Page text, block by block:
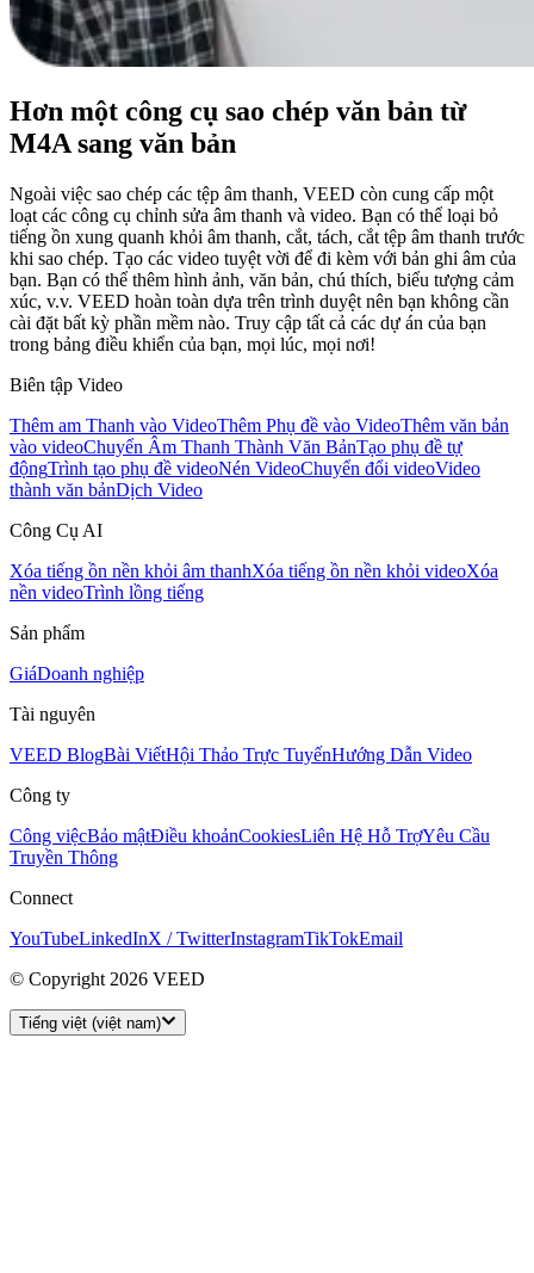
Hơn một công cụ sao chép văn bản từ
M4A sang văn bản
Ngoài việc sao chép các tệp âm thanh, VEED còn cung cấp một
loạt các công cụ chỉnh sửa âm thanh và video. Bạn có thể loại bỏ
tiếng ồn xung quanh khỏi âm thanh, cắt, tách, cắt tệp âm thanh trước
khi sao chép. Tạo các video tuyệt vời để đi kèm với bản ghi âm của
bạn. Bạn có thể thêm hình ảnh, văn bản, chú thích, biểu tượng cảm
xúc, v.v. VEED hoàn toàn dựa trên trình duyệt nên bạn không cần
cài đặt bất kỳ phần mềm nào. Truy cập tất cả các dự án của bạn
trong bảng điều khiển của bạn, mọi lúc, mọi nơi!
Biên tập Video
Thêm am Thanh vào VideoThêm Phụ đề vào VideoThêm văn bản
vào videoChuyển Âm Thanh Thành Văn BảnTạo phụ đề tự
độngTrình tạo phụ đề videoNén VideoChuyển đổi videoVideo
thành văn bảnDịch Video
Công Cụ AI
Xóa tiếng ồn nền khỏi âm thanhXóa tiếng ồn nền khỏi videoXóa
nền videoTrình lồng tiếng
Sản phẩm
GiáDoanh nghiệp
Tài nguyên
VEED BlogBài ViếtHội Thảo Trực TuyếnHướng Dẫn Video
Công ty
Công việcBảo mậtĐiều khoảnCookiesLiên Hệ Hỗ TrợYêu Cầu
Truyền Thông
Connect
YouTubeLinkedInX / TwitterInstagramTikTokEmail
© Copyright 2026 VEED
Tiếng việt (việt nam)